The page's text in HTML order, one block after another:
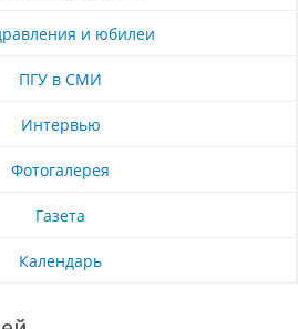
и юбилеи
ПГУ в СМИ
Интервью
Фотогалерея
Газета
Календарь